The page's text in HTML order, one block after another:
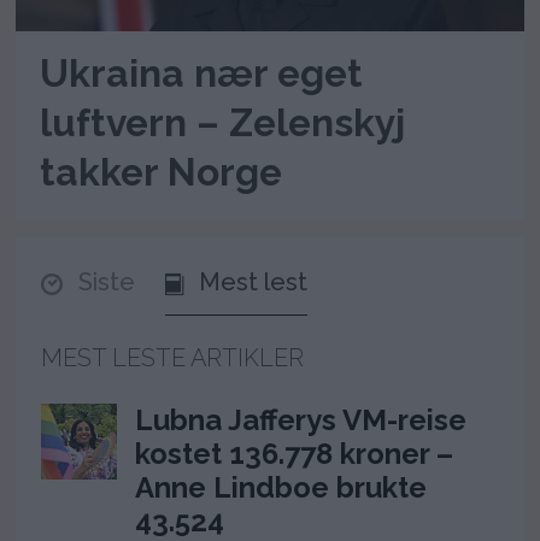
Ukraina nær eget
luftvern – Zelenskyj
takker Norge
Siste Mest lest
MEST LESTE ARTIKLER
Lubna Jafferys VM-reise
kostet 136.778 kroner –
Anne Lindboe brukte
43.524